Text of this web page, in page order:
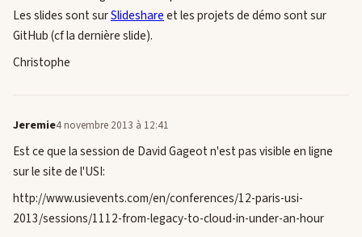
Les slides sont surSlideshareet les projets de démo sont sur
GitHub (cf la dernière slide).
Christophe
Jeremie4 novembre 2013 à 12:41
Est ce que la session de David Gageot n'est pas visible en ligne
sur le site de l'USI:
http://www.usievents.com/en/conferences/12-paris-usi-
2013/sessions/1112-from-legacy-to-cloud-in-under-an-hour